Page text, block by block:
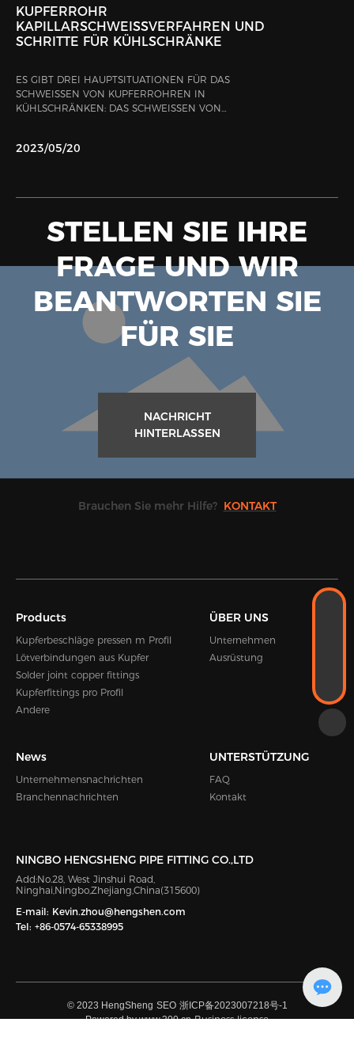
KUPFERROHR
KAPILLARSCHWEISSVERFAHREN UND S
CHRITTE FÜR KÜHLSCHRÄNKE
ES GIBT DREI HAUPTSITUATIONEN FÜR DAS
SCHWEISSEN VON KUPFERROHREN IN K
ÜHLSCHRÄNKEN: DAS SCHWEISSEN VON KU
SCHIEDENEN DURCHMESSERN UND DAS SCH
HIEDENE SITUATIONEN.
2023/05/20
STELLEN SIE IHRE
FRAGE UND WIR
BEANTWORTEN SIE
FÜR SIE
NACHRICHT
HINTERLASSEN
Brauchen Sie mehr Hilfe? KONTAKT
Products
Kupferbeschläge pressen m Profil
Lötverbindungen aus Kupfer
Solder joint copper fittings
Kupferfittings pro Profil
Andere
ÜBER UNS
Unternehmen
Ausrüstung
News
Unternehmensnachrichten
Branchennachrichten
UNTERSTÜTZUNG
FAQ
Kontakt
NINGBO HENGSHENG PIPE FITTING CO.,LTD
Add:No.28, West Jinshui Road,
Ninghai,Ningbo,Zhejiang,China(315600)
E-mail: Kevin.zhou@hengshen.com
Tel: +86-0574-65338995
© 2023 HengSheng SEO 浙ICP备2023007218号-1
Powered by www.300.cn Business license
E-MAIL
Kevin.zhou@hengshen.com
TELEFON